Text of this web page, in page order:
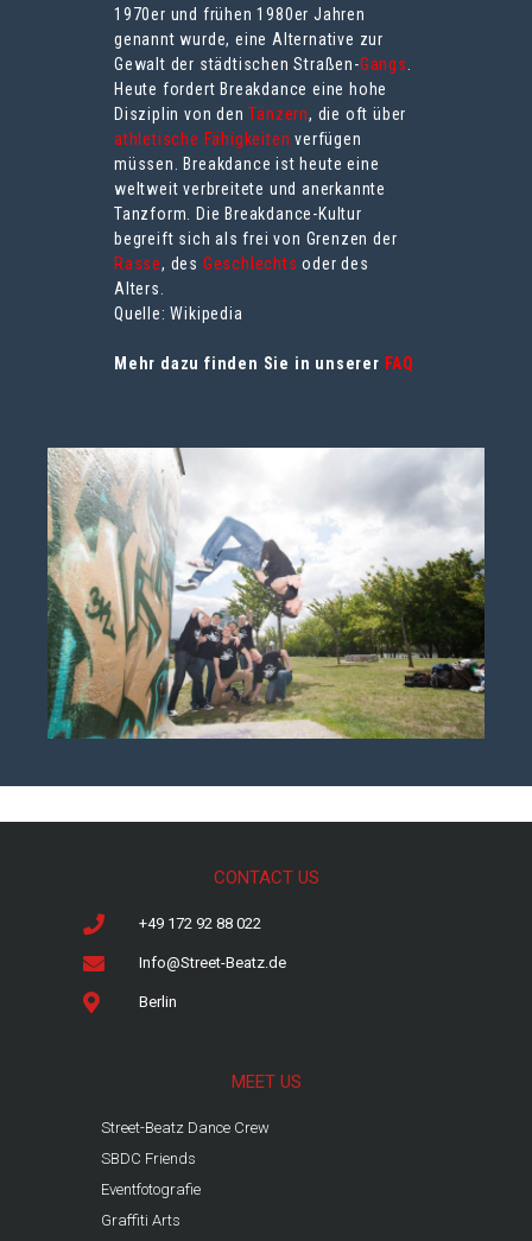
1970er und frühen 1980er Jahren
genannt wurde, eine Alternative zur
Gewalt der städtischen Straßen-Gangs
Heute fordert Breakdance eine hohe
Disziplin von denTänzern, die oft über
athletische Fähigkeiten verfügen
müssen. Breakdance ist heute eine
weltweit verbreitete und anerkannte
Tanzform. Die Breakdance-Kultur
begreift sich als frei von Grenzen der
Rasse, des Geschlechts oder des
Alters.
Quelle: Wikipedia
Mehr dazu finden Sie in unserer FAQ
CONTACT US
+49 172 92 88 022
Info@Street-Beatz.de
Berlin
MEET US
Street-Beatz Dance Crew
SBDC Friends
Eventfotografie
Graffiti Arts